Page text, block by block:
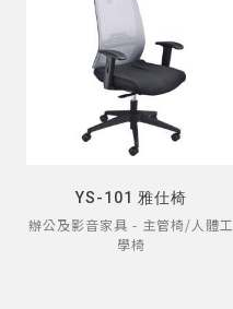
YS-101 雅仕椅
辦公及影音家具 - 主管椅/人體工
學椅